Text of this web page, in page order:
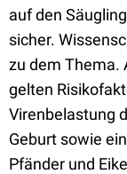
auf den
sicher.
zu dem Thema.
gelten
Virenbelastung
Geburt sowie
Pfänder und